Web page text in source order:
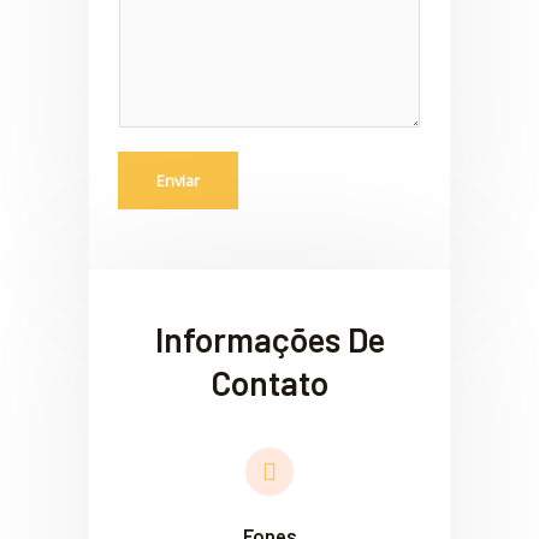
Enviar
Informações De
Contato